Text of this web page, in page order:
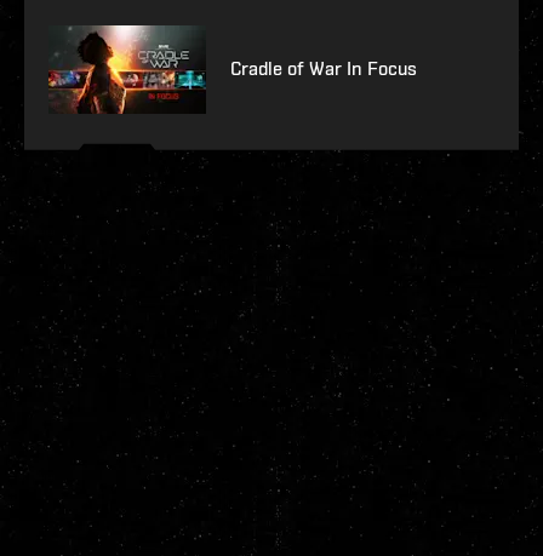
Cradle of War In Focus